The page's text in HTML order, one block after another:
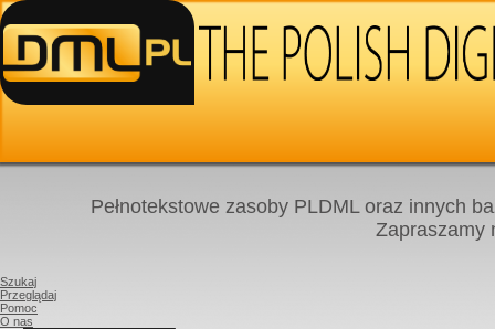
Pełnotekstowe zasoby PLDML oraz innych
Zapraszamy
Szukaj
Przeglądaj
Pomoc
O nas